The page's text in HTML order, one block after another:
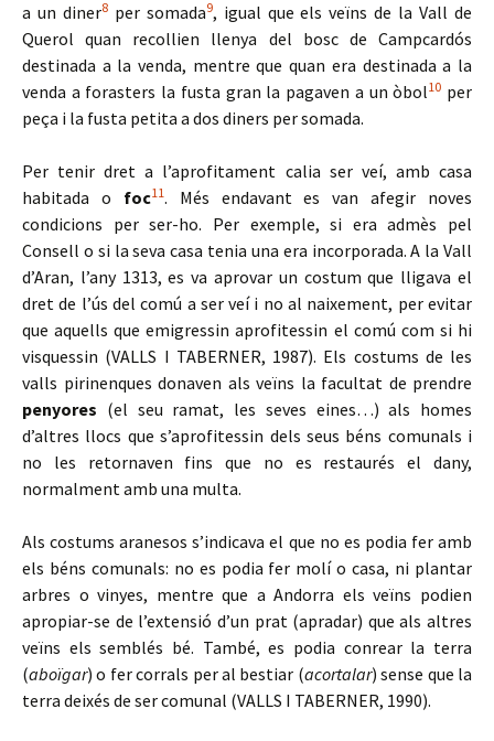
a un diner8per somada9, igual que els veïns de la Vall de
Querol quan recollien llenya del bosc de Campcardós
destinada a la venda, mentre que quan era destinada a la
venda a forasters la fusta gran la pagaven a un òbol10 per
peça i la fusta petita a dos diners per somada.
Per tenir dret a l’aprofitament calia ser veí, amb casa
habitada o foc11. Més endavant es van afegir noves
condicions per ser-ho. Per exemple, si era admès pel
Consell o si la seva casa tenia una era incorporada. A la Vall
d’Aran, l’any 1313, es va aprovar un costum que lligava el
dret de l’ús del comú a ser veí i no al naixement, per evitar
que aquells que emigressin aprofitessin el comú com si hi
visquessin (VALLS I TABERNER, 1987). Els costums de les
valls pirinenques donaven als veïns la facultat de prendre
penyores (el seu ramat, les seves eines…) als homes
d’altres llocs que s’aprofitessin dels seus béns comunals i
no les retornaven fins que no es restaurés el dany,
normalment amb una multa.
Als costums aranesos s’indicava el que no es podia fer amb
els béns comunals: no es podia fer molí o casa, ni plantar
arbres o vinyes, mentre que a Andorra els veïns podien
apropiar-se de l’extensió d’un prat (apradar) que als altres
veïns els semblés bé. També, es podia conrear la terra
(aboïgar) o fer corrals per al bestiar (acortalar) sense que la
terra deixés de ser comunal (VALLS I TABERNER, 1990).